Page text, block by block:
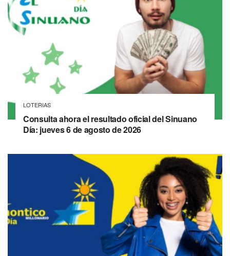
LOTERIAS
Consulta ahora el resultado oficial del Sinuano
Día: jueves 6 de agosto de 2026